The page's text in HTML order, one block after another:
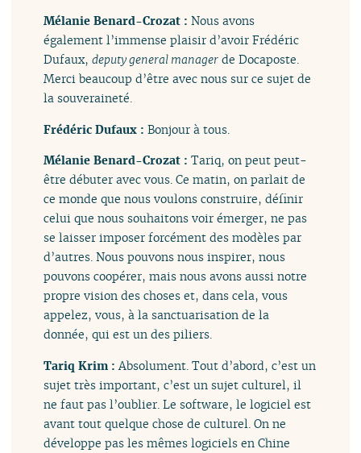
Mélanie Benard-Crozat :Nous avons
également l’immense plaisir d’avoir Frédéric
Dufaux,deputy general manager de Docaposte.
Merci beaucoup d’être avec nous sur ce sujet de
la souveraineté.
Frédéric Dufaux :Bonjour à tous.
Mélanie Benard-Crozat :Tariq, on peut peut-
être débuter avec vous. Ce matin, on parlait de
ce monde que nous voulons construire, définir
celui que nous souhaitons voir émerger, ne pas
se laisser imposer forcément des modèles par
d’autres. Nous pouvons nous inspirer, nous
pouvons coopérer, mais nous avons aussi notre
propre vision des choses et, dans cela, vous
appelez, vous, à la sanctuarisation de la
donnée, qui est un des piliers.
Tariq Krim :Absolument. Tout d’abord, c’est un
sujet très important, c’est un sujet culturel, il
ne faut pas l’oublier. Le software, le logiciel est
avant tout quelque chose de culturel. On ne
développe pas les mêmes logiciels en Chine